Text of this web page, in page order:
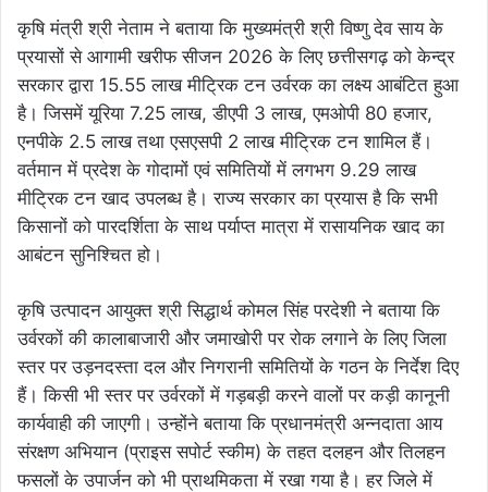
कृषि मंत्री श्री नेताम ने बताया कि मुख्यमंत्री श्री विष्णु देव साय के
प्रयासों से आगामी खरीफ सीजन 2026 के लिए छत्तीसगढ़ को केन्द्र
सरकार द्वारा 15.55 लाख मीट्रिक टन उर्वरक का लक्ष्य आबंटित हुआ
है। जिसमें यूरिया 7.25 लाख, डीएपी 3 लाख, एमओपी 80 हजार,
एनपीके 2.5 लाख तथा एसएसपी 2 लाख मीट्रिक टन शामिल हैं।
वर्तमान में प्रदेश के गोदामों एवं समितियों में लगभग 9.29 लाख
मीट्रिक टन खाद उपलब्ध है। राज्य सरकार का प्रयास है कि सभी
किसानों को पारदर्शिता के साथ पर्याप्त मात्रा में रासायनिक खाद का
आबंटन सुनिश्चित हो।
कृषि उत्पादन आयुक्त श्री सिद्धार्थ कोमल सिंह परदेशी ने बताया कि
उर्वरकों की कालाबाजारी और जमाखोरी पर रोक लगाने के लिए जिला
स्तर पर उड़नदस्ता दल और निगरानी समितियों के गठन के निर्देश दिए
हैं। किसी भी स्तर पर उर्वरकों में गड़बड़ी करने वालों पर कड़ी कानूनी
कार्यवाही की जाएगी। उन्होंने बताया कि प्रधानमंत्री अन्नदाता आय
संरक्षण अभियान (प्राइस सपोर्ट स्कीम) के तहत दलहन और तिलहन
फसलों के उपार्जन को भी प्राथमिकता में रखा गया है। हर जिले में